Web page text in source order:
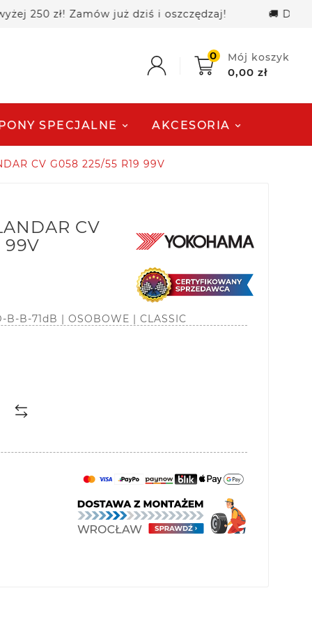
zł! Zamów już dziś i oszczędzaj! 🚚
0 Mój koszyk
0,00 zł
SPECJALNE AKCESORIA
CV G058 225/55 R19 99V
CV
99V
B-71dB | OSOBOWE | CLASSIC